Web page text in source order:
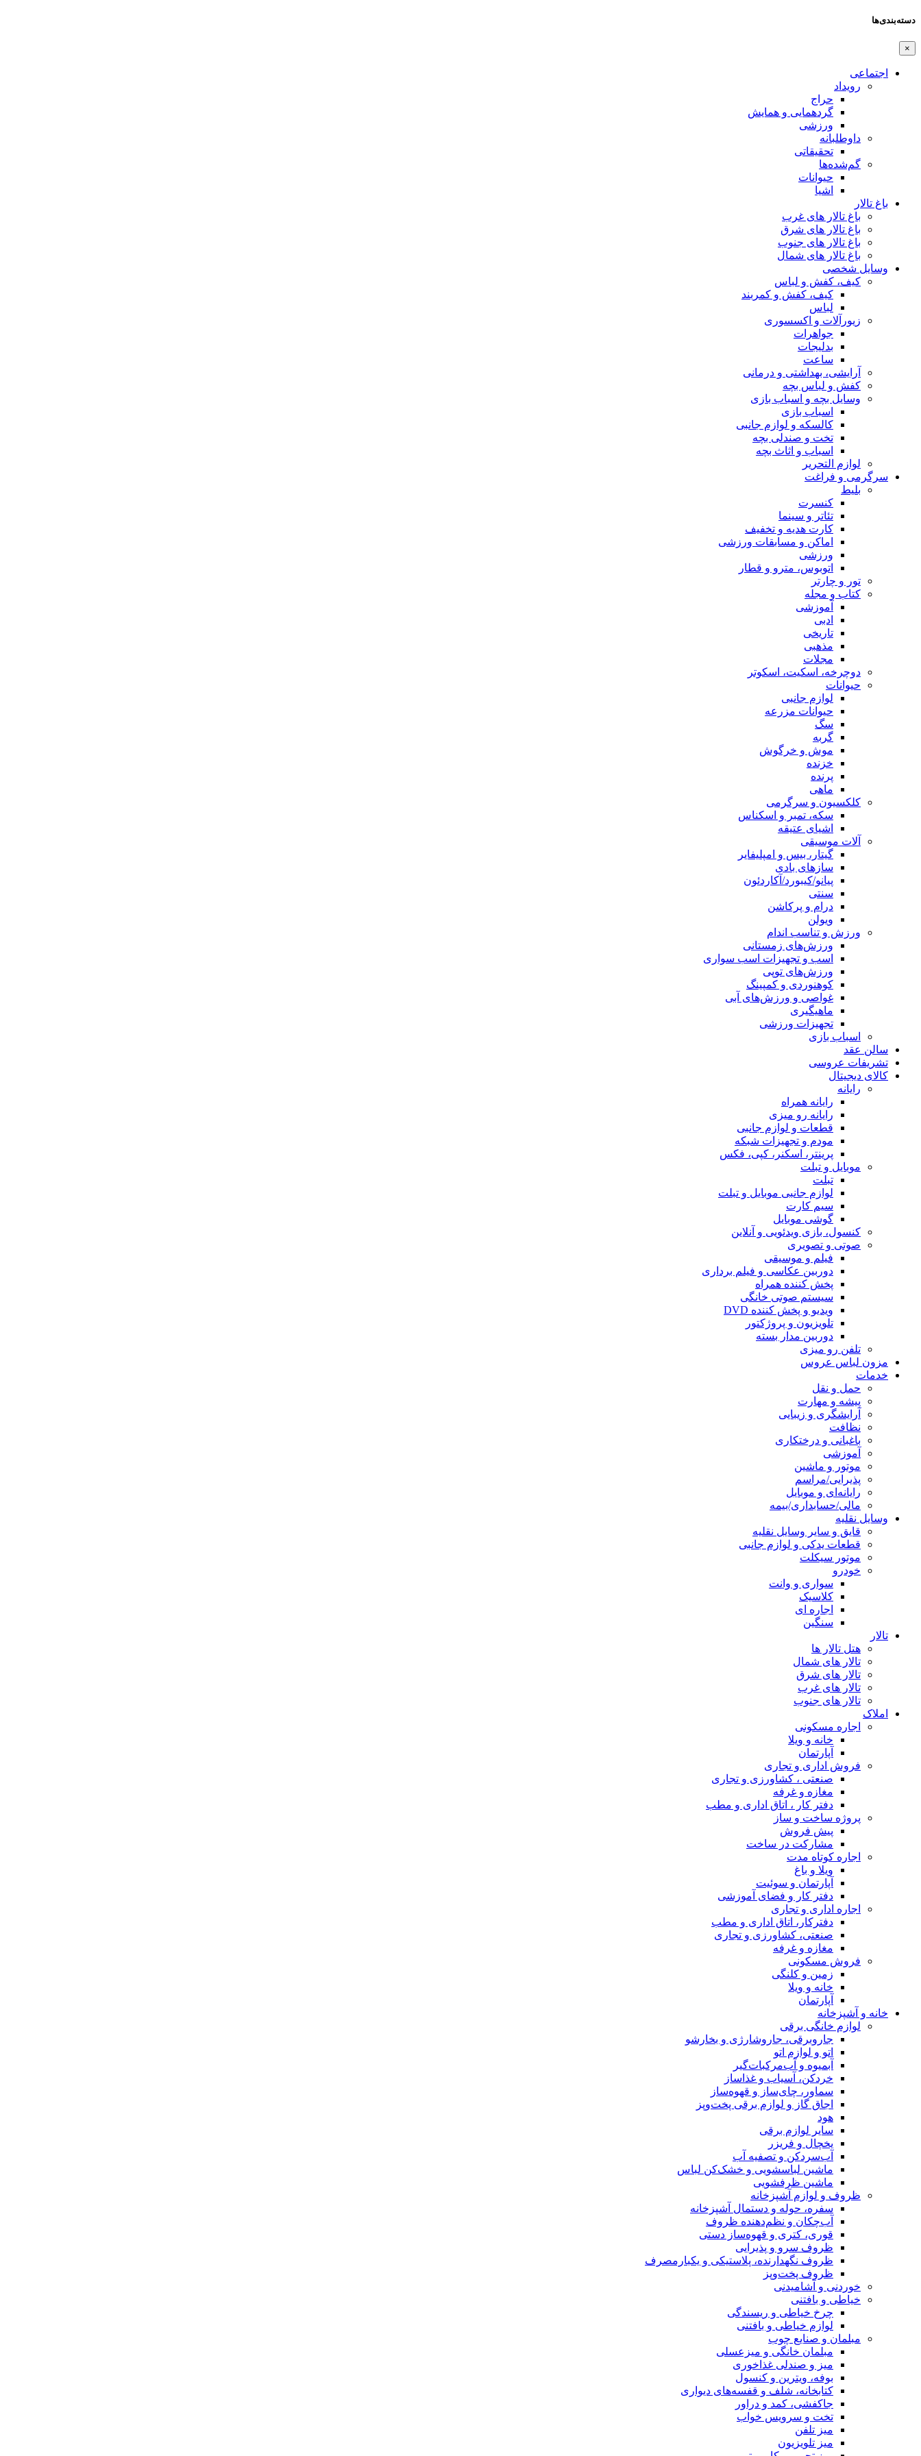
دسته‌بندی‌ها
×
اجتماعی
رویداد
حراج
گردهمایی و همایش
ورزشی
داوطلبانه
تحقیقاتی
گم‌شده‌ها
حیوانات
اشیا
باغ تالار
باغ تالار های غرب
باغ تالار های شرق
باغ تالار های جنوب
باغ تالار های شمال
وسایل شخصی
کیف، کفش و لباس
کیف، کفش و کمربند
لباس
زیورآلات و اکسسوری
جواهرات
بدلیجات
ساعت
آرایشی، بهداشتی و درمانی
کفش و لباس بچه
وسایل بچه و اسباب بازی
اسباب بازی
کالسکه و لوازم جانبی
تخت و صندلی بچه
اسباب و اثاث بچه
لوازم التحریر
سرگرمی و فراغت
بلیط
کنسرت
تئاتر و سینما
کارت هدیه و تخفیف
اماکن و مسابقات ورزشی
ورزشی
اتوبوس، مترو و قطار
تور و چارتر
کتاب و مجله
آموزشی
ادبی
تاریخی
مذهبی
مجلات
دوچرخه، اسکیت، اسکوتر
حیوانات
لوازم جانبی
حیوانات مزرعه
سگ
گربه
موش و خرگوش
خزنده
پرنده
ماهی
کلکسیون و سرگرمی
سکه، تمبر و اسکناس
اشیای عتیقه
آلات موسیقی
گیتار، بیس و امپلیفایر
سازهای بادی
پیانو/کیبورد/آکاردئون
سنتی
درام و پرکاشن
ویولن
ورزش و تناسب اندام
ورزش‌های زمستانی
اسب و تجهیزات اسب سواری
ورزش‌های توپی
کوهنوردی و کمپینگ
غواصی و ورزش‌های آبی
ماهیگیری
تجهیزات ورزشی
اسباب‌ بازی
سالن عقد
تشریفات عروسی
کالای دیجیتال
رایانه
رایانه همراه
رایانه رو میزی
قطعات و لوازم جانبی
مودم و تجهیزات شبکه
پرینتر، اسکنر، کپی، فکس
موبایل و تبلت
تبلت
لوازم جانبی موبایل و تبلت
سیم کارت
گوشی موبایل
کنسول، بازی‌ ویدئویی و آنلاین
صوتی و تصویری
فیلم و موسیقی
دوربین عکاسی و فیلم برداری
پخش کننده همراه
سیستم صوتی خانگی
ویدیو و پخش کننده DVD
تلویزیون و پروژکتور
دوربین مدار بسته
تلفن رو میزی
مزون لباس عروس
خدمات
حمل و نقل
پیشه و مهارت
آرایشگری و زیبایی
نظافت
باغبانی و درختکاری
آموزشی
موتور و ماشین
پذیرایی/مراسم
رایانه‌ای و موبایل
مالی/حسابداری/بیمه
وسایل نقلیه
قایق و سایر وسایل نقلیه
قطعات یدکی و لوازم جانبی
موتور سیکلت
خودرو
سواری و وانت
کلاسیک
اجاره ای
سنگین
تالار
هتل تالار ها
تالار های شمال
تالار های شرق
تالار های غرب
تالار های جنوب
املاک
اجاره مسکونی
خانه و ویلا
آپارتمان
فروش اداری و تجاری
صنعتی ، کشاورزی و تجاری
مغازه و غرفه
دفتر کار ، اتاق اداری و مطب
پروژه ساخت و ساز
پیش فروش
مشارکت در ساخت
اجاره کوتاه مدت
ویلا و باغ
آپارتمان و سوئیت
دفتر کار و فضای آموزشی
اجاره اداری و تجاری
دفترکار، اتاق اداری و مطب
صنعتی، کشاورزی و تجاری
مغازه و غرفه
فروش مسکونی
زمین و کلنگی
خانه و ویلا
آپارتمان
خانه و آشپزخانه
لوازم خانگی برقی
جاروبرقی، جاروشارژی و بخارشو
اتو و لوازم اتو
آبمیوه و آب‌مرکبات‌گیر
خردکن، آسیاب و غذاساز
سماور، چای‌ساز و قهوه‌ساز
اجاق گاز و لوازم برقی پخت‌وپز
هود
سایر لوازم برقی
یخچال و فریزر
آب‌سردکن و تصفیه آب
ماشین لباسشویی و خشک‌کن لباس
ماشین ظرفشویی
ظروف و لوازم آشپزخانه
سفره، حوله و دستمال آشپزخانه
آب‌چکان و نظم‌دهنده ظروف
قوری، کتری و قهوه‌ساز دستی
ظروف سرو و پذیرایی
ظروف نگهدارنده، پلاستیکی و یکبارمصرف
ظروف پخت‌وپز
خوردنی و آشامیدنی
خیاطی و بافتنی
چرخ خیاطی و ریسندگی
لوازم خیاطی و بافتنی
مبلمان و صنایع چوب
مبلمان خانگی و میزعسلی
میز و صندلی غذاخوری
بوفه، ویترین و کنسول
کتابخانه، شلف و قفسه‌های دیواری
جاکفشی، کمد و دراور
تخت و سرویس خواب
میز تلفن
میز تلویزیون